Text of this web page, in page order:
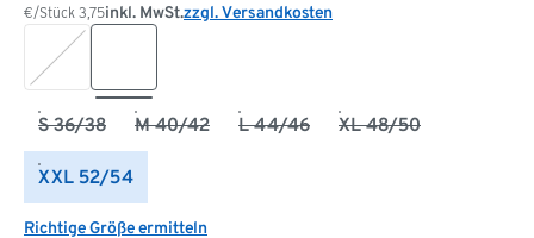
€/Stück 3,75inkl. MwSt.zzgl. Versandkosten
S 36/38 M 40/42 L 44/46 XL 48/50
XXL 52/54
Richtige Größe ermitteln